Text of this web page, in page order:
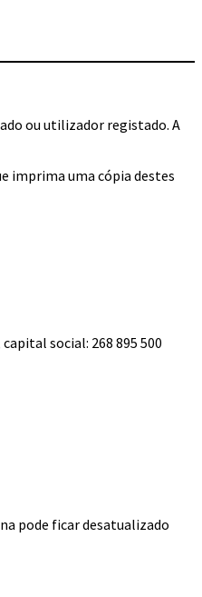
ou utilizador registado. A
imprima uma cópia destes
social: 268 895 500
pode ficar desatualizado